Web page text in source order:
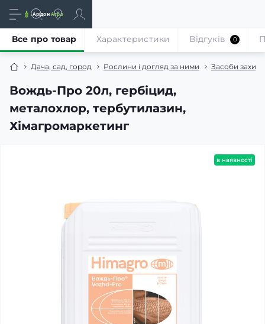
Дача, сад, город Рослини і догляд за ними Засоби
Вождь-Про 20л, гербіцид,
металохлор, тербутилазин,
Хімагромаркетинг
Все про товар Характеристики Відгуків 0
в наявності